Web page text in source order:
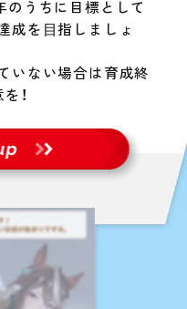
のうちに目標として
成を⽬指しましょ
いない場合は育成終
！